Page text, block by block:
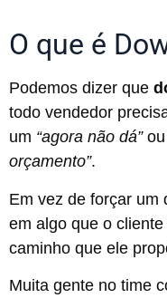
O que é
Podemos dizer que
todo vendedor
um “agora não dá”
orçamento”.
Em vez de forçar um
em algo que o
caminho que ele
Muita gente no time